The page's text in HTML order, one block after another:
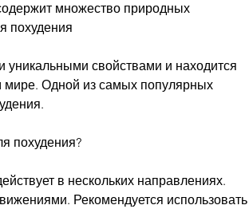
множество природных
похудения
уникальными свойствами и находится
мире. Одной из самых популярных
похудения?
в нескольких направлениях.
Рекомендуется использовать